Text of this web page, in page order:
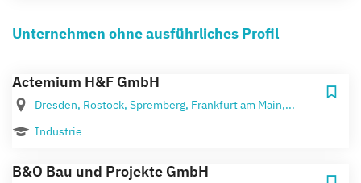
Unternehmen ohne ausführliches Profil
Actemium H&F GmbH
Dresden, Rostock, Spremberg, Frankfurt am Main,...
Industrie
B&O Bau und Projekte GmbH